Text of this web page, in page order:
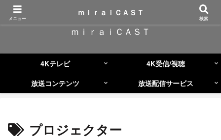
コンテンツへスキップ
ｍｉｒａｉＣＡＳＴ
4Kテレビ
4K受信/視聴
放送コンテンツ
放送配信サービス
プロジェクター
メニュー
ｍｉｒａｉＣＡＳＴ
検索